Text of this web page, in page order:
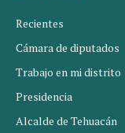
Recientes
Cámara de diputados
Trabajo en mi distrito
Presidencia
Alcalde de Tehuacán